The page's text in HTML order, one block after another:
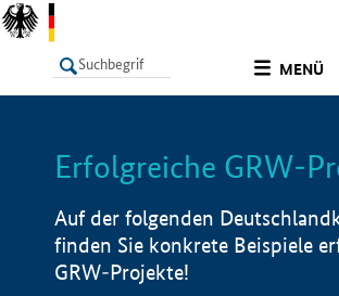
MENÜ
LISTE
Erfolgreiche GRW-
Auf der folgenden
finden Sie konkrete Beispiele
GRW-Projekte!